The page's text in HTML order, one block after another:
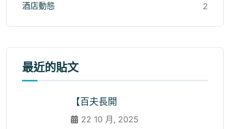
酒店動態 2
最近的貼文
【百夫長開
22 10 月, 2025